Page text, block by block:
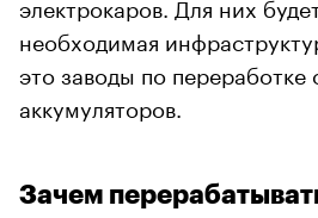
необходимая
это заводы по
аккумуляторов.
Зачем